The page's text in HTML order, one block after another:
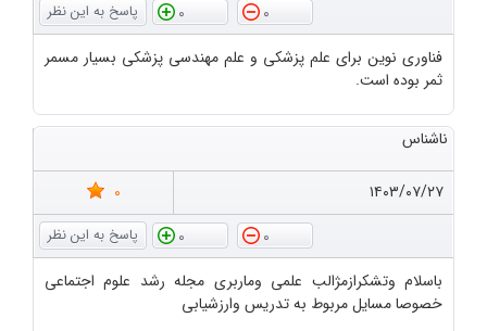
0
0
فناوری نوین برای علم پزشکی و علم مهندسی پزشکی بسیار مسمر
ثمر بوده است.
ناشناس
۱۴۰۳/۰۷/۲۷
0
0
0
باسلام وتشکرازمژالب علمی وماربری مجله رشد علوم اجتماعی
خصوصا مسایل مربوط به تدریس وارزشیابی